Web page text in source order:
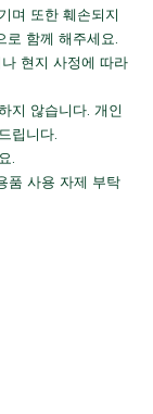
며 또한 훼손되지
로 함께 해주세요.
현지 사정에 따라
지 않습니다. 개인
립니다.
.
품 사용 자제 부탁